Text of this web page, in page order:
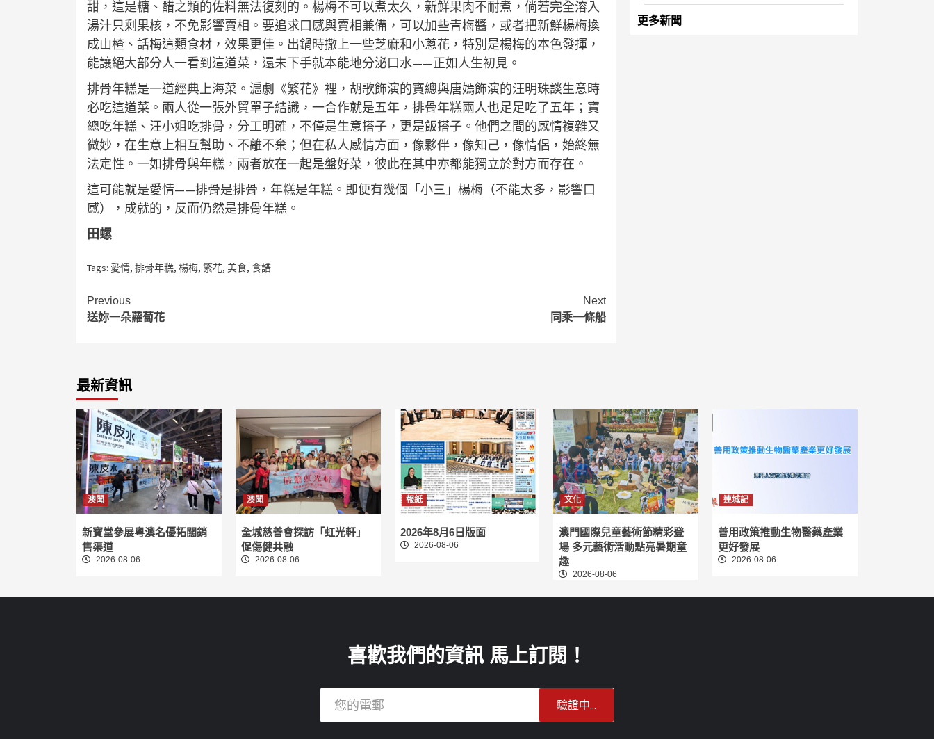
甜，這是糖、醋之類的佐料無法復刻的。楊梅不可以煮太久，新鮮果肉不耐煮，倘若完全溶入
湯汁只剩果核，不免影響賣相。要追求口感與賣相兼備，可以加些青梅醬，或者把新鮮楊梅換
成山楂、話梅這類食材，效果更佳。出鍋時撒上一些芝麻和小蔥花，特別是楊梅的本色發揮，
能讓絕大部分人一看到這道菜，還未下手就本能地分泌口水——正如人生初見。
排骨年糕是一道經典上海菜。滬劇《繁花》裡，胡歌飾演的寶總與唐嫣飾演的汪明珠談生意時
必吃這道菜。兩人從一張外貿單子結識，一合作就是五年，排骨年糕兩人也足足吃了五年；寶
總吃年糕、汪小姐吃排骨，分工明確，不僅是生意搭子，更是飯搭子。他們之間的感情複雜又
微妙，在生意上相互幫助、不離不棄；但在私人感情方面，像夥伴，像知己，像情侶，始終無
法定性。一如排骨與年糕，兩者放在一起是盤好菜，彼此在其中亦都能獨立於對方而存在。
這可能就是愛情——排骨是排骨，年糕是年糕。即便有幾個「小三」楊梅（不能太多，影響口
感），成就的，反而仍然是排骨年糕。
田螺
Tags: 愛情, 排骨年糕, 楊梅, 繁花, 美食, 食譜
Continue
Reading
Previous
送妳一朵蘿蔔花
Next
同乘一條船
更多新聞
最新資訊
澳聞
新寶堂參展粵澳名優拓闊銷
售渠道
2026-08-06
澳聞
全城慈善會探訪「虹光軒」
促傷健共融
2026-08-06
報紙
2026年8月6日版面
2026-08-06
文化
澳門國際兒童藝術節精彩登
場 多元藝術活動點亮暑期童
趣
2026-08-06
連城記
善用政策推動生物醫藥產業
更好發展
2026-08-06
喜歡我們的資訊 馬上訂閱！